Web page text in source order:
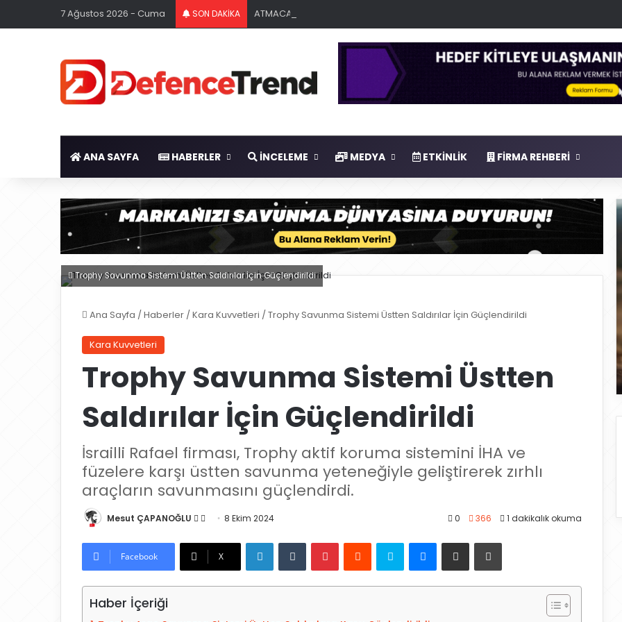
7 Ağustos 2026 - Cuma SON DAKİKA ATMACA Gemisavar Füzesi 250 Km Menzille Dikkat Çekiyor
ANA SAYFA HABERLER İNCELEME MEDYA ETKINLIK FIRMA REHBERI
Trophy Savunma Sistemi Üstten Saldırılar İçin Güçlendirildi
Ana Sayfa / Haberler / Kara Kuvvetleri / Trophy Savunma Sistemi Üstten Saldırılar İçin Güçlendirildi
Kara Kuvvetleri
Trophy Savunma Sistemi Üstten
Saldırılar İçin Güçlendirildi
İsrailli Rafael firması, Trophy aktif koruma sistemini İHA ve
füzelere karşı üstten savunma yeteneğiyle geliştirerek zırhlı
araçların savunmasını güçlendirdi.
Mesut ÇAPANOĞLU
X
t
a
r
e
-
8 Ekim 2024 0 366 1 dakikalık okuma
Facebook X
LinkedIn Skype
Haber İçeriği